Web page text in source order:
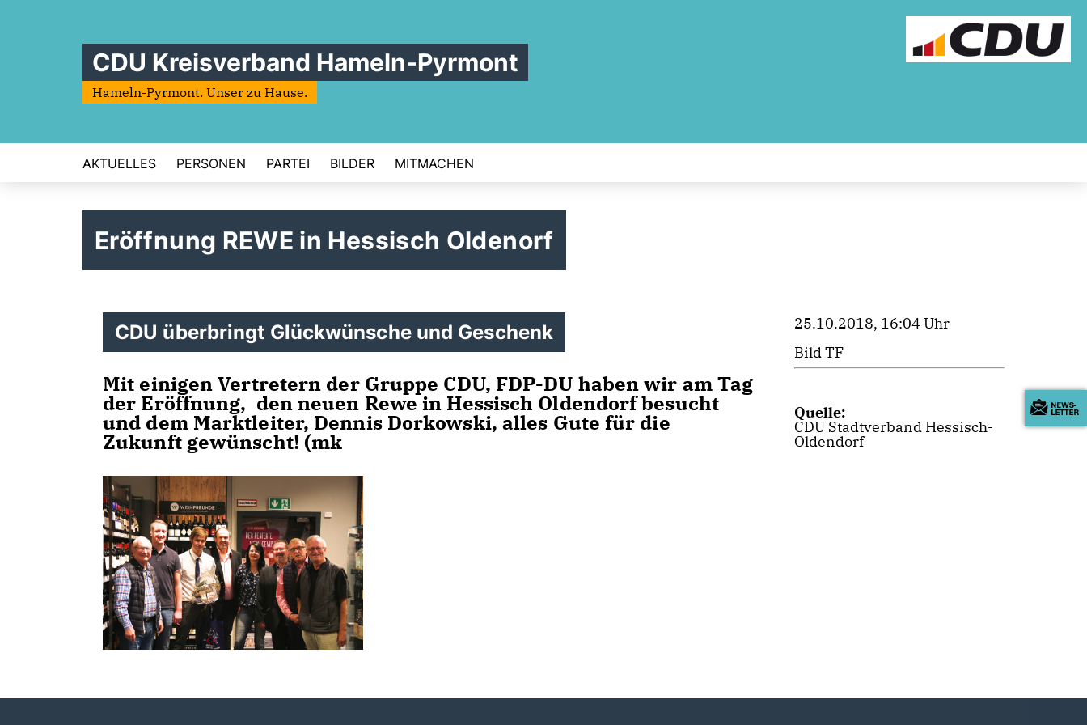
CDU Kreisverband Hameln-Pyrmont
Hameln-Pyrmont. Unser zu Hause.
AKTUELLES PERSONEN PARTEI BILDER MITMACHEN
Eröffnung REWE in Hessisch Oldenorf
CDU überbringt Glückwünsche und Geschenk
Mit einigen Vertretern der Gruppe CDU, FDP-DU haben wir am Tag
der Eröffnung, den neuen Rewe in Hessisch Oldendorf besucht
und dem Marktleiter, Dennis Dorkowski, alles Gute für die
Zukunft gewünscht! (mk
25.10.2018, 16:04 Uhr
Bild TF
Quelle:
CDU Stadtverband Hessisch-
Oldendorf